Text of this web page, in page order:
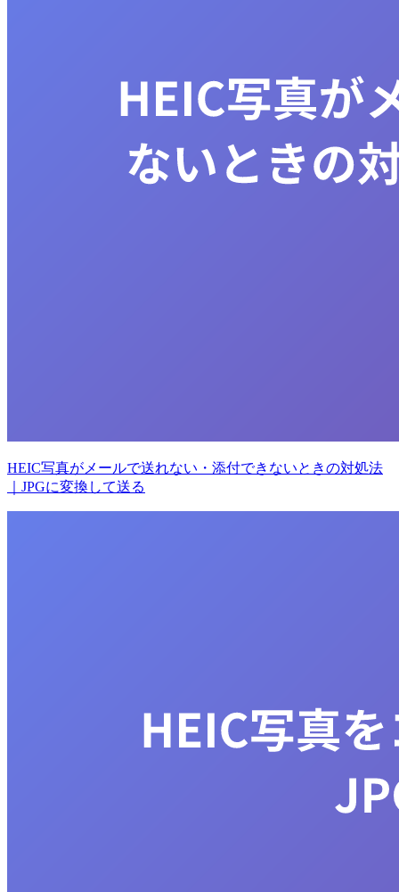
HEIC写真がメールで送れない・添付できないときの対処法
｜JPGに変換して送る